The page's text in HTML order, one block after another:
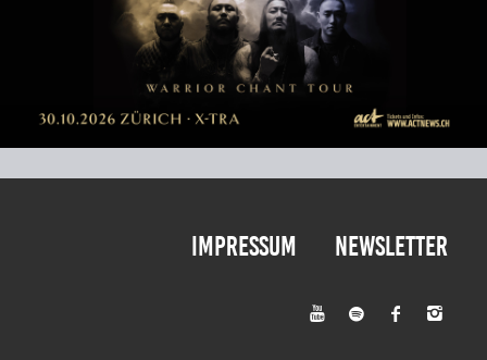
Impressum Newsletter



